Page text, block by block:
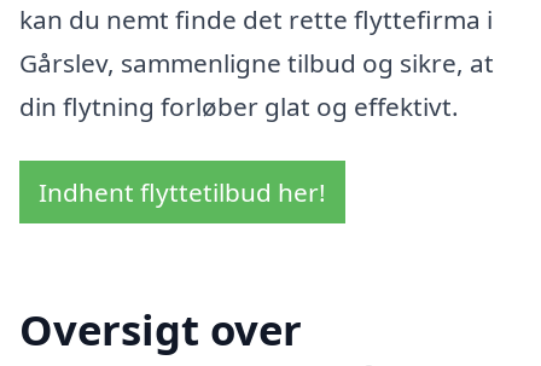
kan du nemt finde det rette flyttefirma i
Gårslev, sammenligne tilbud og sikre, at
din flytning forløber glat og effektivt.
Indhent flyttetilbud her!
Oversigt over